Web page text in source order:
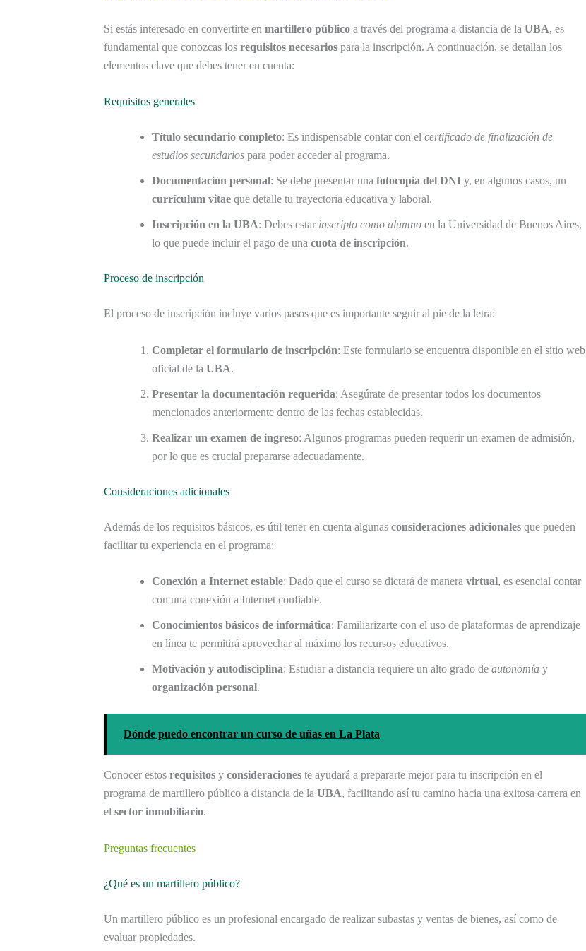
Si estás interesado en convertirte en martillero público a través del programa a distancia de la UBA, es
fundamental que conozcas los requisitos necesarios para la inscripción. A continuación, se detallan los
elementos clave que debes tener en cuenta:
Requisitos generales
Título secundario completo: Es indispensable contar con el certificado de finalización de
estudios secundarios para poder acceder al programa.
Documentación personal: Se debe presentar una fotocopia del DNI y, en algunos casos, un
currículum vitae que detalle tu trayectoria educativa y laboral.
Inscripción en la UBA: Debes estar inscripto como alumno en la Universidad de Buenos Aires,
lo que puede incluir el pago de una cuota de inscripción.
Proceso de inscripción
El proceso de inscripción incluye varios pasos que es importante seguir al pie de la letra:
Completar el formulario de inscripción: Este formulario se encuentra disponible en el sitio web
oficial de la UBA.
Presentar la documentación requerida: Asegúrate de presentar todos los documentos
mencionados anteriormente dentro de las fechas establecidas.
Realizar un examen de ingreso: Algunos programas pueden requerir un examen de admisión,
por lo que es crucial prepararse adecuadamente.
Consideraciones adicionales
Además de los requisitos básicos, es útil tener en cuenta algunas consideraciones adicionales que pueden
facilitar tu experiencia en el programa:
Conexión a Internet estable: Dado que el curso se dictará de manera virtual, es esencial contar
con una conexión a Internet confiable.
Conocimientos básicos de informática: Familiarizarte con el uso de plataformas de aprendizaje
en línea te permitirá aprovechar al máximo los recursos educativos.
Motivación y autodisciplina: Estudiar a distancia requiere un alto grado de autonomía y
organización personal.
Dónde puedo encontrar un curso de uñas en La Plata
Conocer estos requisitos y consideraciones te ayudará a prepararte mejor para tu inscripción en el
programa de martillero público a distancia de la UBA, facilitando así tu camino hacia una exitosa carrera en
el sector inmobiliario.
Preguntas frecuentes
¿Qué es un martillero público?
Un martillero público es un profesional encargado de realizar subastas y ventas de bienes, así como de
evaluar propiedades.